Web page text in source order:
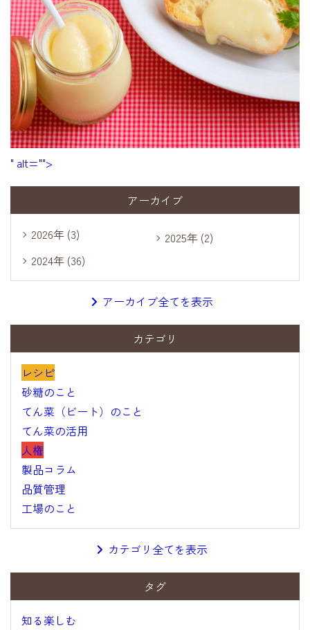
" alt="">
アーカイブ
2026年 (3)
2025年 (2)
2024年 (36)
アーカイブ全てを表示
カテゴリ
レシピ
砂糖のこと
てん菜（ビート）のこと
てん菜の活用
人権
製品コラム
品質管理
工場のこと
カテゴリ全てを表示
タグ
知る楽しむ